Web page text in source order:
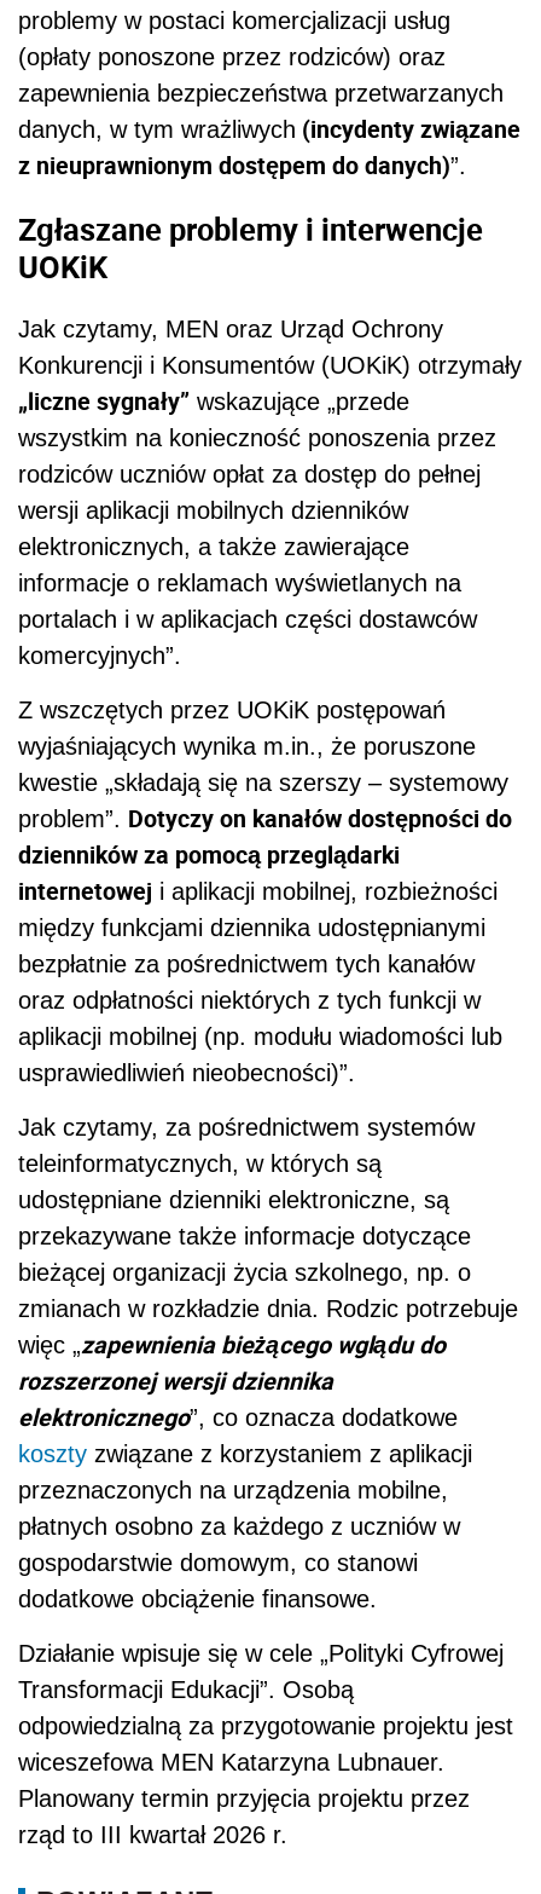
problemy w postaci komercjalizacji usług
(opłaty ponoszone przez rodziców) oraz
zapewnienia bezpieczeństwa przetwarzanych
danych, w tym wrażliwych (incydenty związane
z nieuprawnionym dostępem do danych)”.
Zgłaszane problemy i interwencje
UOKiK
Jak czytamy, MEN oraz Urząd Ochrony
Konkurencji i Konsumentów (UOKiK) otrzymały
„liczne sygnały” wskazujące „przede
wszystkim na konieczność ponoszenia przez
rodziców uczniów opłat za dostęp do pełnej
wersji aplikacji mobilnych dzienników
elektronicznych, a także zawierające
informacje o reklamach wyświetlanych na
portalach i w aplikacjach części dostawców
komercyjnych”.
Z wszczętych przez UOKiK postępowań
wyjaśniających wynika m.in., że poruszone
kwestie „składają się na szerszy – systemowy
problem”. Dotyczy on kanałów dostępności do
dzienników za pomocą przeglądarki
internetowej i aplikacji mobilnej, rozbieżności
między funkcjami dziennika udostępnianymi
bezpłatnie za pośrednictwem tych kanałów
oraz odpłatności niektórych z tych funkcji w
aplikacji mobilnej (np. modułu wiadomości lub
usprawiedliwień nieobecności)”.
Jak czytamy, za pośrednictwem systemów
teleinformatycznych, w których są
udostępniane dzienniki elektroniczne, są
przekazywane także informacje dotyczące
bieżącej organizacji życia szkolnego, np. o
zmianach w rozkładzie dnia. Rodzic potrzebuje
więc „zapewnienia bieżącego wglądu do
rozszerzonej wersji dziennika
elektronicznego”, co oznacza dodatkowe
koszty związane z korzystaniem z aplikacji
przeznaczonych na urządzenia mobilne,
płatnych osobno za każdego z uczniów w
gospodarstwie domowym, co stanowi
dodatkowe obciążenie finansowe.
Działanie wpisuje się w cele „Polityki Cyfrowej
Transformacji Edukacji”. Osobą
odpowiedzialną za przygotowanie projektu jest
wiceszefowa MEN Katarzyna Lubnauer.
Planowany termin przyjęcia projektu przez
rząd to III kwartał 2026 r.